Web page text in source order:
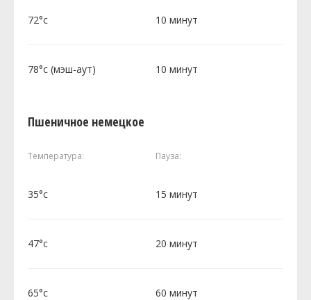
72°c 10 минут
78°c (мэш-аут) 10 минут
Пшеничное немецкое
Температура: Пауза:
35°c 15 минут
47°c 20 минут
65°c 60 минут